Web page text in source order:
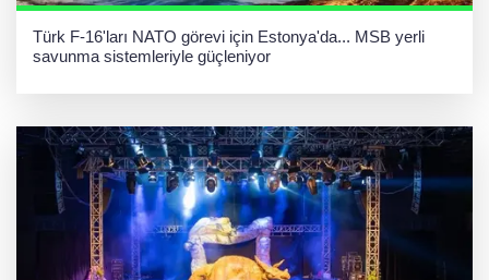
Türk F-16'ları NATO görevi için Estonya'da... MSB yerli
savunma sistemleriyle güçleniyor